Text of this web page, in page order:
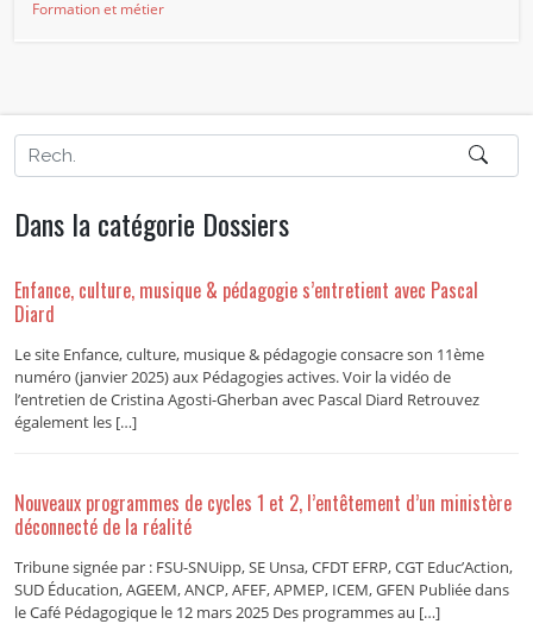
Formation et métier
Dans la catégorie Dossiers
Enfance, culture, musique & pédagogie s’entretient avec Pascal
Diard
Le site Enfance, culture, musique & pédagogie consacre son 11ème
numéro (janvier 2025) aux Pédagogies actives. Voir la vidéo de
l’entretien de Cristina Agosti-Gherban avec Pascal Diard Retrouvez
également les […]
Nouveaux programmes de cycles 1 et 2, l’entêtement d’un ministère
déconnecté de la réalité
Tribune signée par : FSU-SNUipp, SE Unsa, CFDT EFRP, CGT Educ’Action,
SUD Éducation, AGEEM, ANCP, AFEF, APMEP, ICEM, GFEN Publiée dans
le Café Pédagogique le 12 mars 2025 Des programmes au […]